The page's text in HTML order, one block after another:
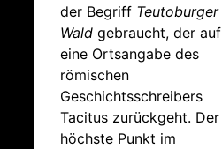
der Begriff Teutoburger
Wald gebraucht, der auf
eine Ortsangabe des
römischen
Geschichtsschreibers
Tacitus zurückgeht. Der
höchste Punkt im